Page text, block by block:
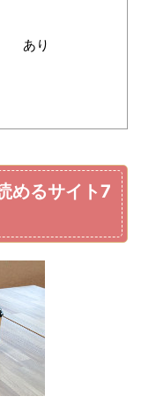
あり
めるサイト7